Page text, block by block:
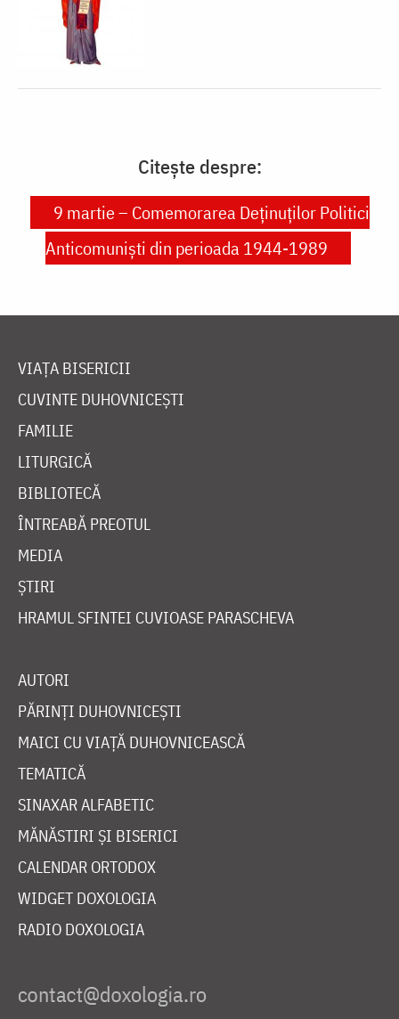
Citește despre:
9 martie – Comemorarea Deținuților Politici
Anticomuniști din perioada 1944-1989
VIAȚA BISERICII
CUVINTE DUHOVNICEȘTI
FAMILIE
LITURGICĂ
BIBLIOTECĂ
ÎNTREABĂ PREOTUL
MEDIA
ȘTIRI
HRAMUL SFINTEI CUVIOASE PARASCHEVA
AUTORI
PĂRINȚI DUHOVNICEȘTI
MAICI CU VIAȚĂ DUHOVNICEASCĂ
TEMATICĂ
SINAXAR ALFABETIC
MĂNĂSTIRI ȘI BISERICI
CALENDAR ORTODOX
WIDGET DOXOLOGIA
RADIO DOXOLOGIA